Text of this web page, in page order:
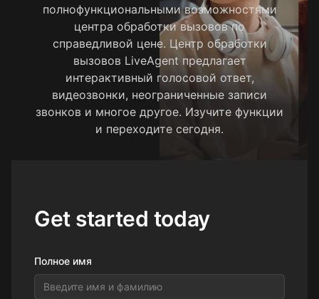
полнофункциональными возможностями
центра обработки вызовов по
справедливой цене. Центр обработки
вызовов LiveAgent предлагает
интерактивный голосовой ответ,
видеозвонки, неограниченные записи
звонков и многое другое. Изучите функции
и переходите сегодня.
Get started today
Полное имя